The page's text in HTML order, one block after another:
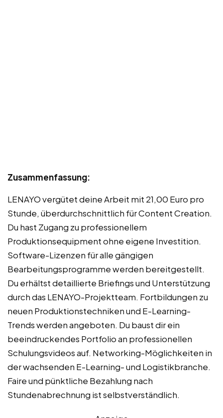
Zusammenfassung:
LENAYO vergütet deine Arbeit mit 21,00 Euro pro
Stunde, überdurchschnittlich für Content Creation.
Du hast Zugang zu professionellem
Produktionsequipment ohne eigene Investition.
Software-Lizenzen für alle gängigen
Bearbeitungsprogramme werden bereitgestellt.
Du erhältst detaillierte Briefings und Unterstützung
durch das LENAYO-Projektteam. Fortbildungen zu
neuen Produktionstechniken und E-Learning-
Trends werden angeboten. Du baust dir ein
beeindruckendes Portfolio an professionellen
Schulungsvideos auf. Networking-Möglichkeiten in
der wachsenden E-Learning- und Logistikbranche.
Faire und pünktliche Bezahlung nach
Stundenabrechnung ist selbstverständlich.